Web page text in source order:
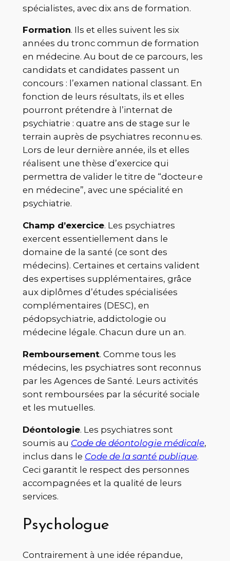
spécialistes, avec dix ans de formation.
Formation. Ils et elles suivent les six
années du tronc commun de formation
en médecine. Au bout de ce parcours, les
candidats et candidates passent un
concours : l’examen national classant. En
fonction de leurs résultats, ils et elles
pourront prétendre à l’internat de
psychiatrie : quatre ans de stage sur le
terrain auprès de psychiatres reconnu·es.
Lors de leur dernière année, ils et elles
réalisent une thèse d’exercice qui
permettra de valider le titre de “docteur·e
en médecine”, avec une spécialité en
psychiatrie.
Champ d’exercice. Les psychiatres
exercent essentiellement dans le
domaine de la santé (ce sont des
médecins). Certaines et certains valident
des expertises supplémentaires, grâce
aux diplômes d’études spécialisées
complémentaires (DESC), en
pédopsychiatrie, addictologie ou
médecine légale. Chacun dure un an.
Remboursement. Comme tous les
médecins, les psychiatres sont reconnus
par les Agences de Santé. Leurs activités
sont remboursées par la sécurité sociale
et les mutuelles.
Déontologie. Les psychiatres sont
soumis au Code de déontologie médicale,
inclus dans le Code de la santé publique.
Ceci garantit le respect des personnes
accompagnées et la qualité de leurs
services.
Psychologue
Contrairement à une idée répandue,